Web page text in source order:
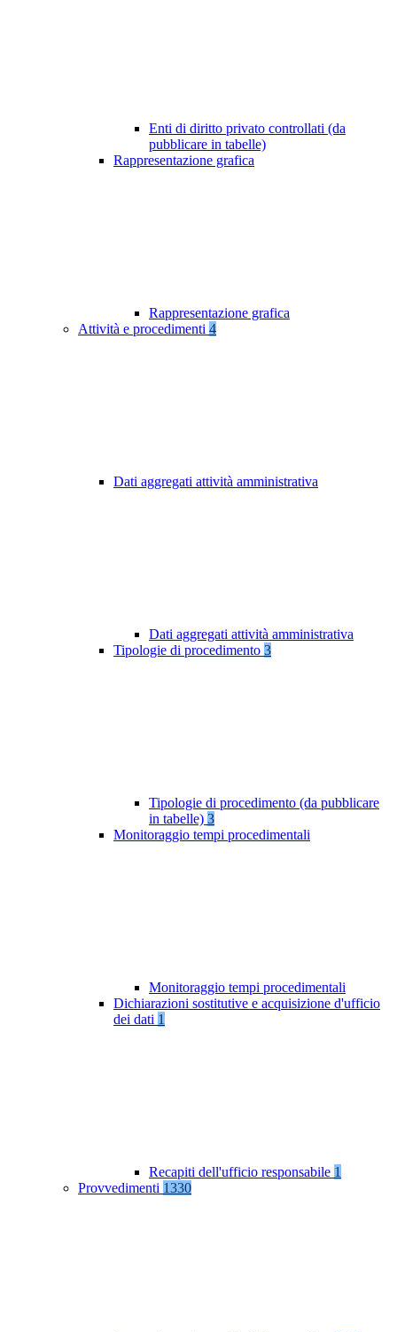
Enti di diritto privato controllati (da
pubblicare in tabelle)
Rappresentazione grafica
Rappresentazione grafica
Attività e procedimenti 4
Dati aggregati attività amministrativa
Dati aggregati attività amministrativa
Tipologie di procedimento 3
Tipologie di procedimento (da pubblicare
in tabelle) 3
Monitoraggio tempi procedimentali
Monitoraggio tempi procedimentali
Dichiarazioni sostitutive e acquisizione d'ufficio
dei dati 1
Recapiti dell'ufficio responsabile 1
Provvedimenti 1330